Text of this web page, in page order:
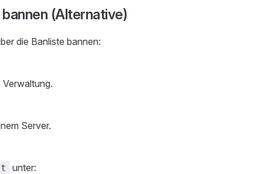
(Alternative)
die Banliste bannen:
Server.
unter: